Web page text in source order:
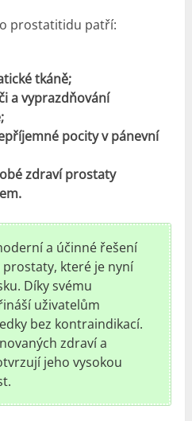
prostatitidu patří:
tkáně;
a vyprazdňování
pocity v pánevní
zdraví prostaty
a účinné řešení
které je nyní
Díky svému
uživatelům
bez kontraindikací.
zdraví a
jeho vysokou